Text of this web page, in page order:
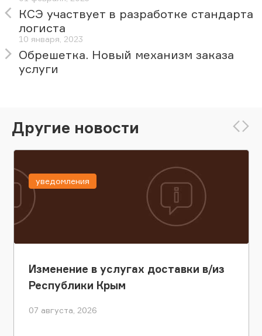
КСЭ участвует в разработке стандарта
логиста
10 января, 2023
Обрешетка. Новый механизм заказа
услуги
Другие новости
Изменение в услугах доставки в/из
Республики Крым
07 августа, 2026
уведомления